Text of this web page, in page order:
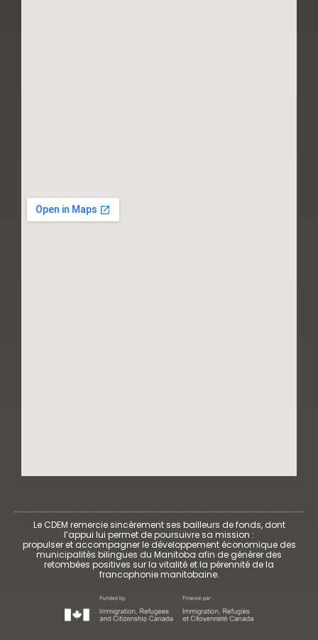
Le CDEM remercie sincèrement ses bailleurs de fonds, dont
l’appui lui permet de poursuivre sa mission :
propulser et accompagner le développement économique des
municipalités bilingues du Manitoba afin de générer des
retombées positives sur la vitalité et la pérennité de la
francophonie manitobaine.